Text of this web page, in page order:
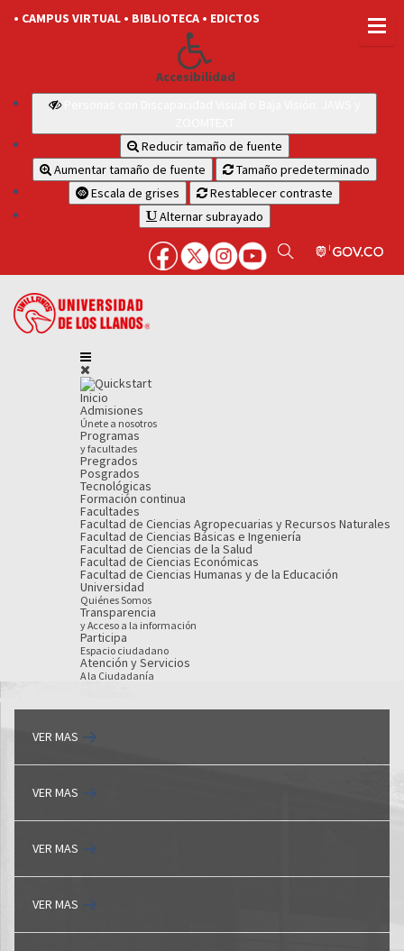
• CAMPUS VIRTUAL • BIBLIOTECA • EDICTOS
Accesibilidad
Reducir tamaño de fuente
Aumentar tamaño de fuente
Tamaño predeterminado
Escala de grises
Restablecer contraste
Alternar subrayado
Inicio
Admisiones
Únete a nosotros
Programas
y facultades
Pregrados
Posgrados
Tecnológicas
Formación continua
Facultades
Facultad de Ciencias Agropecuarias y Recursos Naturales
Facultad de Ciencias Básicas e Ingeniería
Facultad de Ciencias de la Salud
Facultad de Ciencias Económicas
Facultad de Ciencias Humanas y de la Educación
Universidad
Quiénes Somos
Transparencia
y Acceso a la información
Participa
Espacio ciudadano
Atención y Servicios
A la Ciudadanía
VER MAS
VER MAS
VER MAS
VER MAS